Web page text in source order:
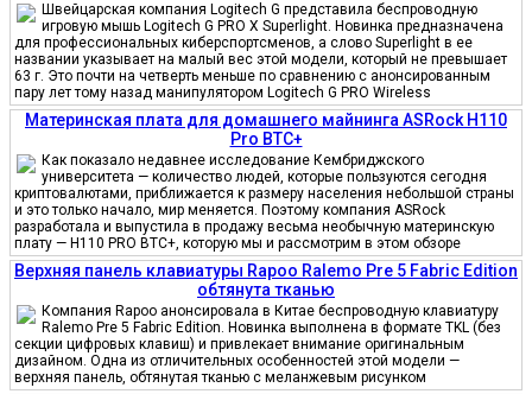
Швейцарская компания Logitech G представила беспроводную
игровую мышь Logitech G PRO X Superlight. Новинка предназначена
для профессиональных киберспортсменов, а слово Superlight в ее
названии указывает на малый вес этой модели, который не превышает
63 г. Это почти на четверть меньше по сравнению с анонсированным
пару лет тому назад манипулятором Logitech G PRO Wireless
Материнская плата для домашнего майнинга ASRock H110
Pro BTC+
Как показало недавнее исследование Кембриджского
университета — количество людей, которые пользуются сегодня
криптовалютами, приближается к размеру населения небольшой страны
и это только начало, мир меняется. Поэтому компания ASRock
разработала и выпустила в продажу весьма необычную материнскую
плату — H110 PRO BTC+, которую мы и рассмотрим в этом обзоре
Верхняя панель клавиатуры Rapoo Ralemo Pre 5 Fabric Edition
обтянута тканью
Компания Rapoo анонсировала в Китае беспроводную клавиатуру
Ralemo Pre 5 Fabric Edition. Новинка выполнена в формате TKL (без
секции цифровых клавиш) и привлекает внимание оригинальным
дизайном. Одна из отличительных особенностей этой модели —
верхняя панель, обтянутая тканью с меланжевым рисунком